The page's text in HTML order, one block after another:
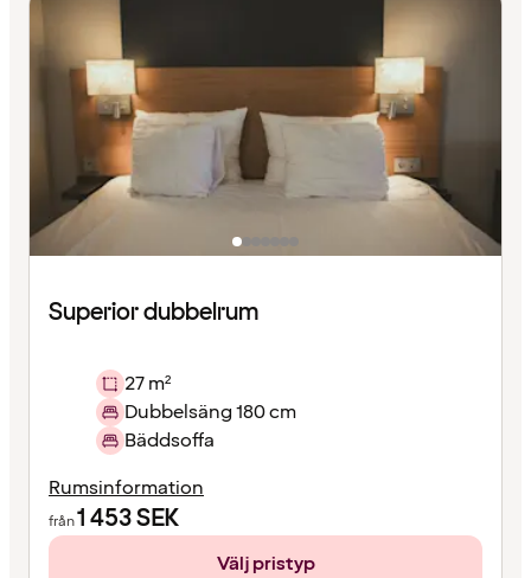
Superior dubbelrum
27 m²
Dubbelsäng 180 cm
Bäddsoffa
Rumsinformation
från1 453SEK
Välj pristyp